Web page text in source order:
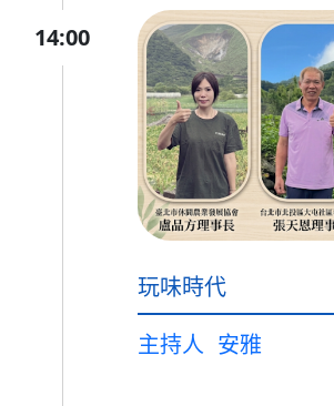
14:00
玩味時代
主持人 安雅